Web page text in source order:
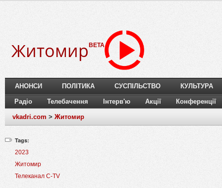
Житомир BETA
АНОНСИ ПОЛІТИКА СУСПІЛЬСТВО КУЛЬТУРА
Радіо Телебачення Інтерв'ю Акції Конференції
vkadri.com > Житомир
Tags:
2023
Житомир
Телеканал C-TV